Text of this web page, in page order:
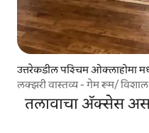
उत्तरेकडील पश्चिम ओक्लाहोमा
लक्झरी वास्तव्य - गेम रूम/
तलावाचा ॲक्सेस